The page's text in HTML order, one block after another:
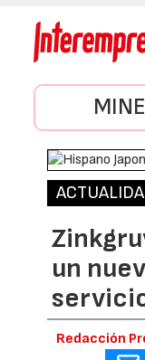
un
Redacción